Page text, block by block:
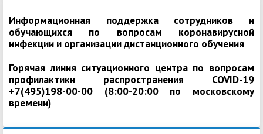
Информационная поддержка сотрудников и
обучающихся по вопросам коронавирусной
инфекции и организации дистанционного обучения
Горячая линия ситуационного центра по вопросам
профилактики распространения COVID-19
+7(495)198-00-00 (8:00-20:00 по московскому
времени)